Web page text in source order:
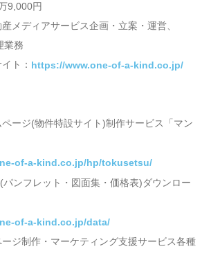
9,000円
ディアサービス企画・立案・運営、
業務
ト： https://www.one-of-a-kind.co.jp/
ージ(物件特設サイト)制作サービス「マン
of-a-kind.co.jp/hp/tokusetsu/
ンフレット・図面集・価格表)ダウンロー
of-a-kind.co.jp/data/
ジ制作・マーケティング支援サービス各種